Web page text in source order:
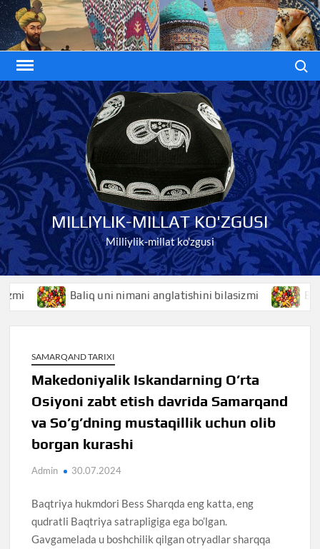
Skip
to
content
MILLIYLIK-MILLAT KO'ZGUSI
Milliylik-millat ko'zgusi
Baliq uni nimani anglatishini bilasizmi Baliqko’z
SAMARQAND TARIXI
Makedoniyalik Iskandarning O’rta
Osiyoni zabt etish davrida Samarqand
va So’g’dning mustaqillik uchun olib
borgan kurashi
Admin 30.07.2024
Baqtriya hukmdori Bess Sharqda eng katta, eng
qudratli Baqtriya satrapligiga ega bo’lgan.
Gavgamelada u boshchilik qilgan otryadlar sharqqa